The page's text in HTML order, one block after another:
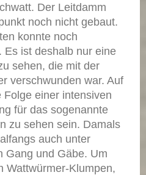
Der Leitdamm
noch nicht gebaut.
konnte noch
Es ist deshalb nur eine
sehen, die mit der
verschwunden war. Auf
einer intensiven
für das sogenannte
zu sehen sein. Damals
auch unter
Gang und Gäbe. Um
Wattwürmer-Klumpen,